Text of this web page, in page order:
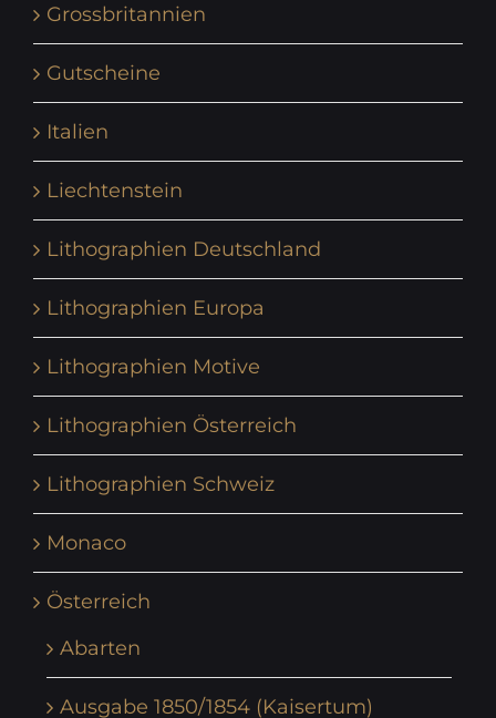
Grossbritannien
Gutscheine
Italien
Liechtenstein
Lithographien Deutschland
Lithographien Europa
Lithographien Motive
Lithographien Österreich
Lithographien Schweiz
Monaco
Österreich
Abarten
Ausgabe 1850/1854 (Kaisertum)